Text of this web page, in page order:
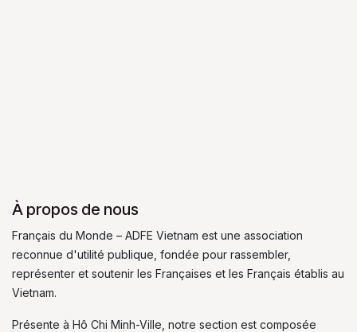
À propos de nous
Français du Monde – ADFE Vietnam est une association
reconnue d'utilité publique, fondée pour rassembler,
représenter et soutenir les Françaises et les Français établis au
Vietnam.
Présente à Hô Chi Minh-Ville, notre section est composée